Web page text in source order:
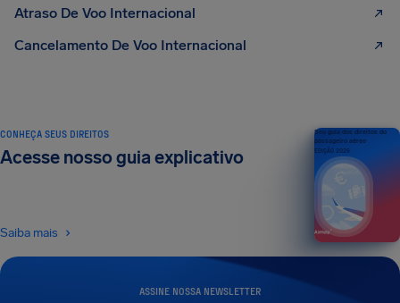
Atraso De Voo Internacional
Cancelamento De Voo Internacional
ASSINE NOSSA NEWSLETTER
CONHEÇA SEUS DIREITOS
Acesse nosso guia explicativo
Saiba mais
Seu guia dos direitos do
passageiro aéreo
EDIÇÃO 2026